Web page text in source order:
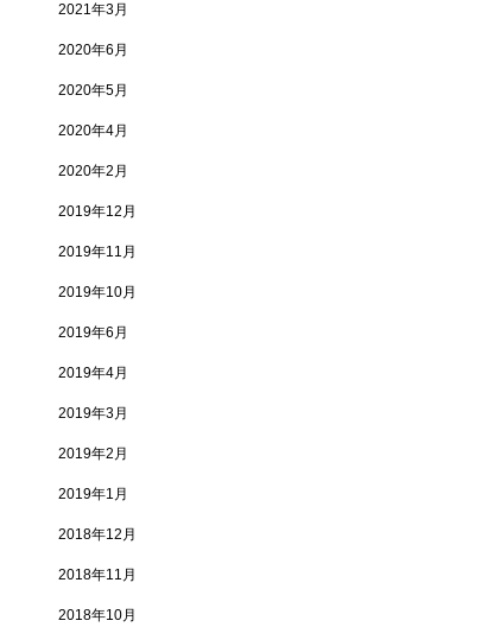
2021年3月
2020年6月
2020年5月
2020年4月
2020年2月
2019年12月
2019年11月
2019年10月
2019年6月
2019年4月
2019年3月
2019年2月
2019年1月
2018年12月
2018年11月
2018年10月